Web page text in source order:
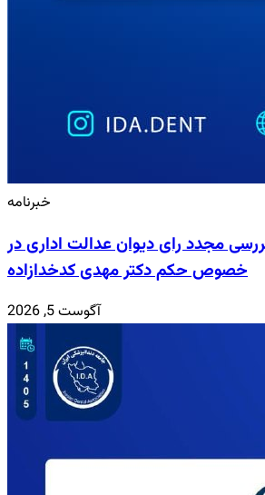
خبرنامه
مجدد رای دیوان عدالت اداری در
خصوص حکم دکتر مهدی کدخدازاده
آگوست 5, 2026